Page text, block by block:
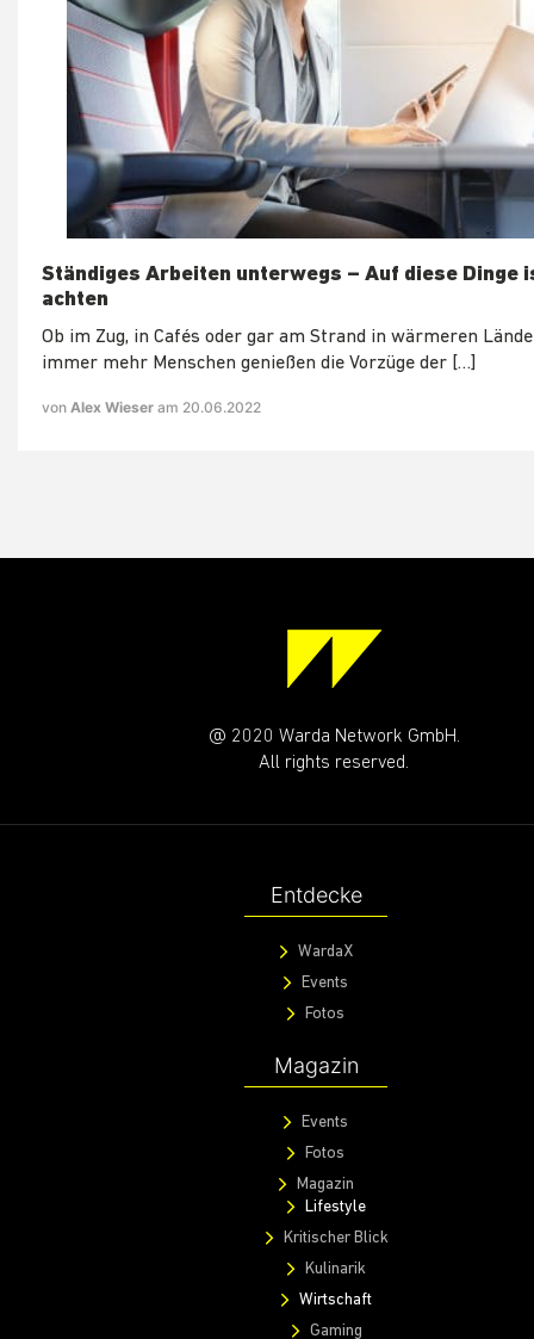
Ständiges Arbeiten unterwegs – Auf diese Dinge
achten
Ob im Zug, in Cafés oder gar am Strand in wärmeren
immer mehr Menschen genießen die Vorzüge der […]
von Alex Wieser am 20.06.2022
@ 2020 Warda Network GmbH.
All rights reserved.
Entdecke
WardaX
Events
Fotos
Magazin
Events
Fotos
Magazin
Lifestyle
Kritischer Blick
Kulinarik
Wirtschaft
Gaming